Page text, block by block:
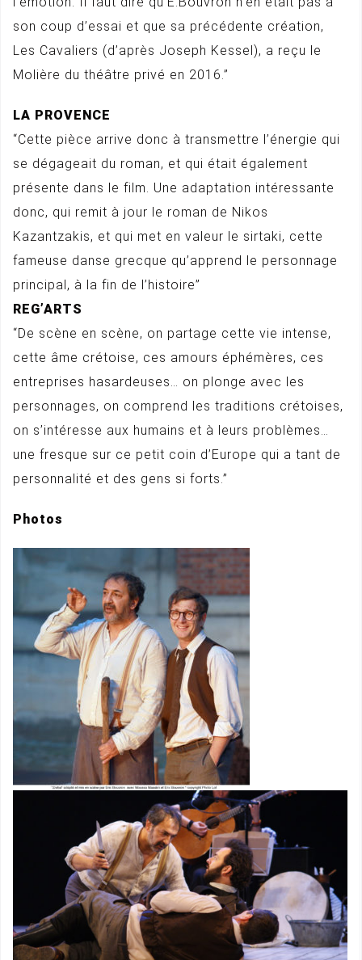
son coup d’essai et que sa précédente création,
Les Cavaliers (d’après Joseph Kessel), a reçu le
Molière du théâtre privé en 2016.”
LA PROVENCE
“Cette pièce arrive donc à transmettre l’énergie qui
se dégageait du roman, et qui était également
présente dans le film. Une adaptation intéressante
donc, qui remit à jour le roman de Nikos
Kazantzakis, et qui met en valeur le sirtaki, cette
fameuse danse grecque qu’apprend le personnage
principal, à la fin de l’histoire”
REG’ARTS
“De scène en scène, on partage cette vie intense,
cette âme crétoise, ces amours éphémères, ces
entreprises hasardeuses… on plonge avec les
personnages, on comprend les traditions crétoises,
on s’intéresse aux humains et à leurs problèmes…
une fresque sur ce petit coin d’Europe qui a tant de
personnalité et des gens si forts.”
Photos